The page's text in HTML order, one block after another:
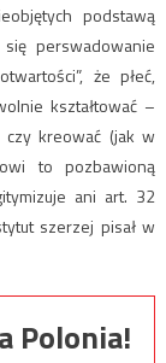
podstawą
perswadowanie
że płeć,
kształtować –
czy kreować (jak w
to pozbawioną
ani art. 32
szerzej pisał w
Polonia!